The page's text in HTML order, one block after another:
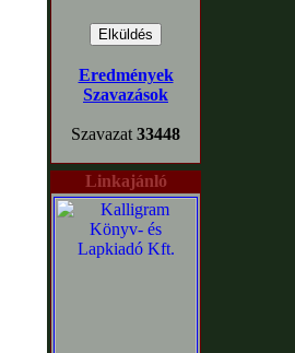
Eredmények
Szavazások
Szavazat 33448
Linkajánló